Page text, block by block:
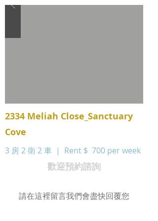
2334 Meliah Close_Sanctuary
Cove
3 房 2 衛 2 車 | Rent $ 700 per week
歡迎預約諮詢
請在這裡留言我們會盡快回覆您